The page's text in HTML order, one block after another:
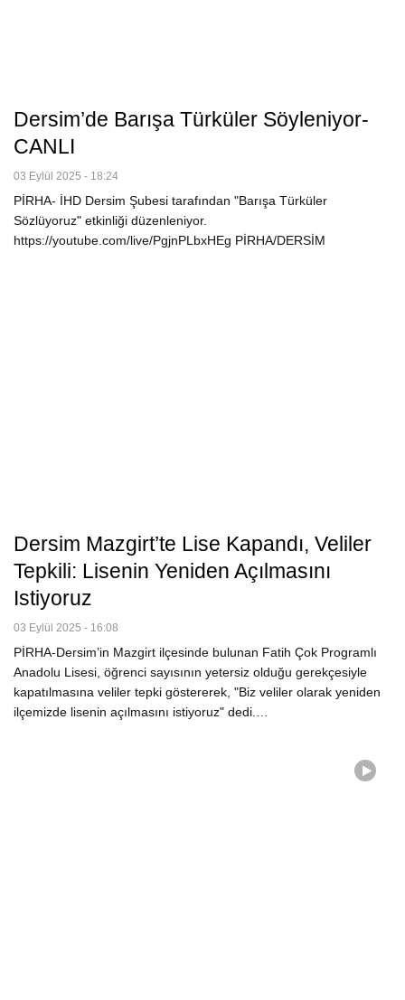
Dersim’de Barışa Türküler Söyleniyor-
CANLI
03 Eylül 2025 - 18:24
PİRHA- İHD Dersim Şubesi tarafından "Barışa Türküler
Sözlüyoruz" etkinliği düzenleniyor.
https://youtube.com/live/PgjnPLbxHEg PİRHA/DERSİM
Dersim Mazgirt’te Lise Kapandı, Veliler
Tepkili: Lisenin Yeniden Açılmasını
Istiyoruz
03 Eylül 2025 - 16:08
PİRHA-Dersim’in Mazgirt ilçesinde bulunan Fatih Çok Programlı
Anadolu Lisesi, öğrenci sayısının yetersiz olduğu gerekçesiyle
kapatılmasına veliler tepki göstererek, "Biz veliler olarak yeniden
ilçemizde lisenin açılmasını istiyoruz" dedi.…